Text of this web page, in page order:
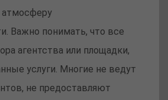
атмосферу
Важно понимать, что все
агентства или площадки,
услуги. Многие не ведут
не предоставляют